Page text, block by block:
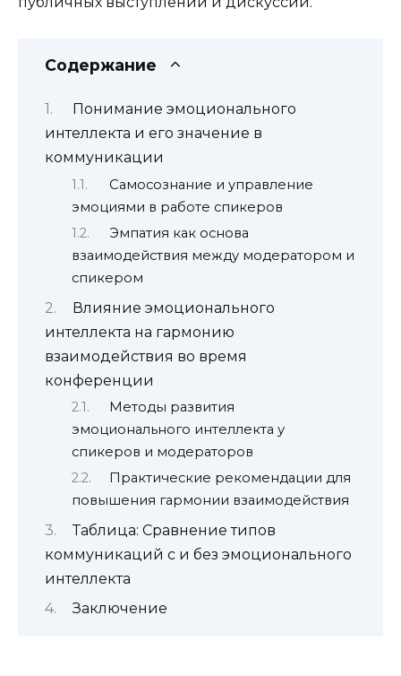
Содержание
Понимание эмоционального
интеллекта и его значение в
коммуникации
Самосознание и управление
эмоциями в работе спикеров
Эмпатия как основа
взаимодействия между модератором и
спикером
Влияние эмоционального
интеллекта на гармонию
взаимодействия во время
конференции
Методы развития
эмоционального интеллекта у
спикеров и модераторов
Практические рекомендации для
повышения гармонии взаимодействия
Таблица: Сравнение типов
коммуникаций с и без эмоционального
интеллекта
Заключение